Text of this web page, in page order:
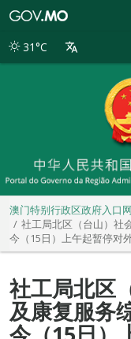
别
31°C
澳门特别行政区政府入口
社工局北区（台山）社
今（15日）上午起暂停对
社工局北区
及康复服务